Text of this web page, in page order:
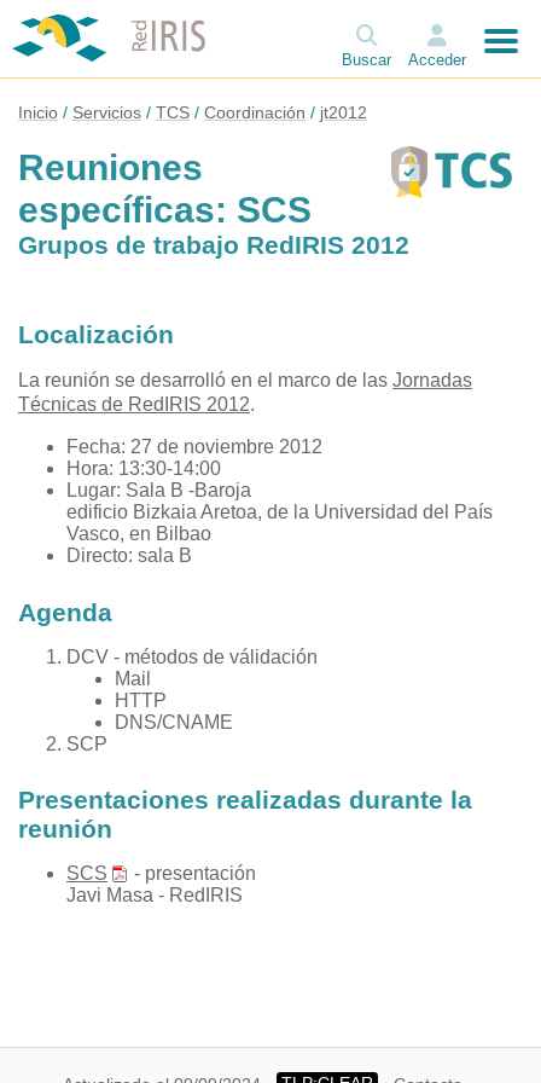
Buscar Acceder
Inicio Servicios TCS Coordinación jt2012
Reuniones
específicas: SCS
Grupos de trabajo RedIRIS 2012
Localización
La reunión se desarrolló en el marco de las Jornadas
Técnicas de RedIRIS 2012.
Fecha: 27 de noviembre 2012
Hora: 13:30-14:00
Lugar: Sala B -Baroja
edificio Bizkaia Aretoa, de la Universidad del País
Vasco, en Bilbao
Directo: sala B
Agenda
DCV - métodos de válidación
Mail
HTTP
DNS/CNAME
SCP
Presentaciones realizadas durante la
reunión
SCS
- presentación
Javi Masa - RedIRIS